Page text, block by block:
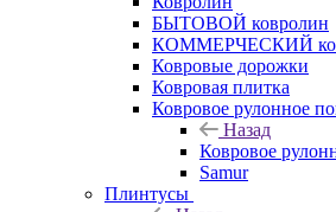
БЫТОВОЙ ковролин
КОММЕРЧЕСКИЙ
Ковровые дорожки
Ковровая плитка
Ковровое рулонное
Назад
Ковровое
Samur
Плинтусы